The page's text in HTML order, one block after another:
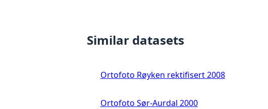
Similar datasets
Ortofoto Røyken rektifisert 2008
Ortofoto Sør-Aurdal 2000